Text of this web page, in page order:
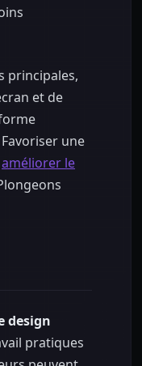
principales,
et de
une
améliorer le
design
pratiques